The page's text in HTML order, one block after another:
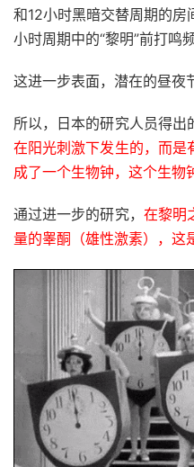
和12小时黑暗交替周期的房
小时周期中的“黎明”前打鸣
这进一步表面，潜在的昼夜
所以，日本的研究人员得出
在阳光刺激下发生的，而是
成了一个生物钟，这个生物
通过进一步的研究， 在黎明
量的睾酮（雄性激素），这